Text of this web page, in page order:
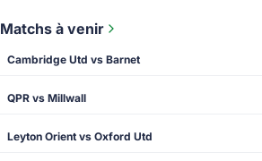
Matchs à venir
Cambridge Utd vs Barnet
QPR vs Millwall
Leyton Orient vs Oxford Utd